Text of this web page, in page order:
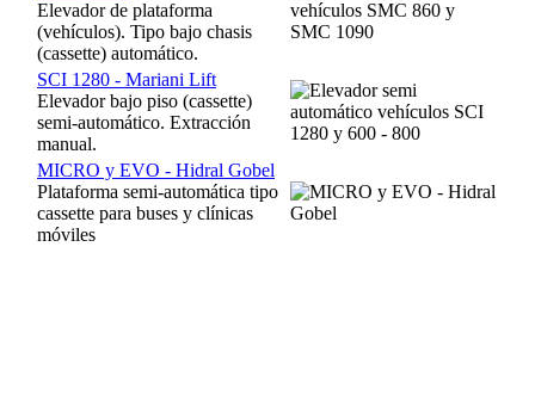
Elevador de plataforma
(vehículos). Tipo bajo chasis
(cassette) automático.
SCI 1280 - Mariani Lift
Elevador bajo piso (cassette)
semi-automático. Extracción
manual.
MICRO y EVO - Hidral Gobel
Plataforma semi-automática tipo
cassette para buses y clínicas
móviles